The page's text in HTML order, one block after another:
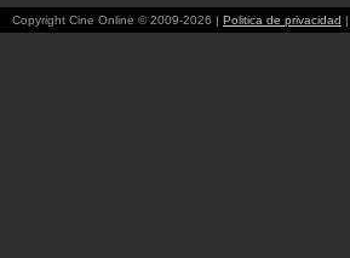
Copyright Cine Online © 2009-2026 | Politica de privacidad |